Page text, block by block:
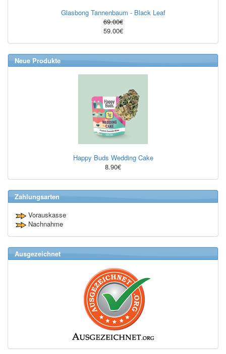
Glasbong Tannenbaum - Black Leaf
69.00€
59.00€
Neue Produkte
Happy Buds Wedding Cake
8.90€
Zahlungsarten
Vorauskasse
Nachnahme
Ausgezeichnet